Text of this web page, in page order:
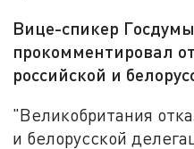
Вице-спикер
прокомментировал
российской и
"Великобритания
и белорусской